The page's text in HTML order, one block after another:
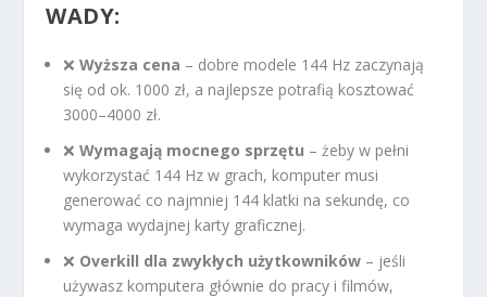
WADY:
❌Wyższa cena – dobre modele 144 Hz zaczynają
się od ok. 1000 zł, a najlepsze potrafią kosztować
3000–4000 zł.
❌Wymagają mocnego sprzętu – żeby w pełni
wykorzystać 144 Hz w grach, komputer musi
generować co najmniej 144 klatki na sekundę, co
wymaga wydajnej karty graficznej.
❌ Overkill dla zwykłych użytkowników – jeśli
używasz komputera głównie do pracy i filmów,